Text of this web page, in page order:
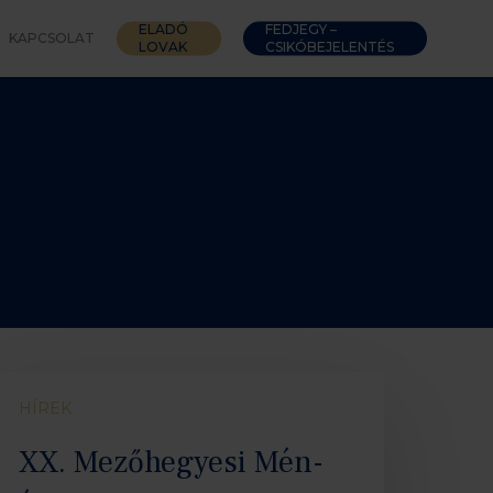
KAPCSOLAT
ELADÓ
LOVAK
FEDJEGY –
CSIKÓBEJELENTÉS
HÍREK
XX. Mezőhegyesi Mén-